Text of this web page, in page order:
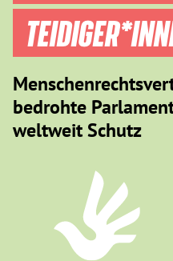
bedrohte
weltweit Schutz